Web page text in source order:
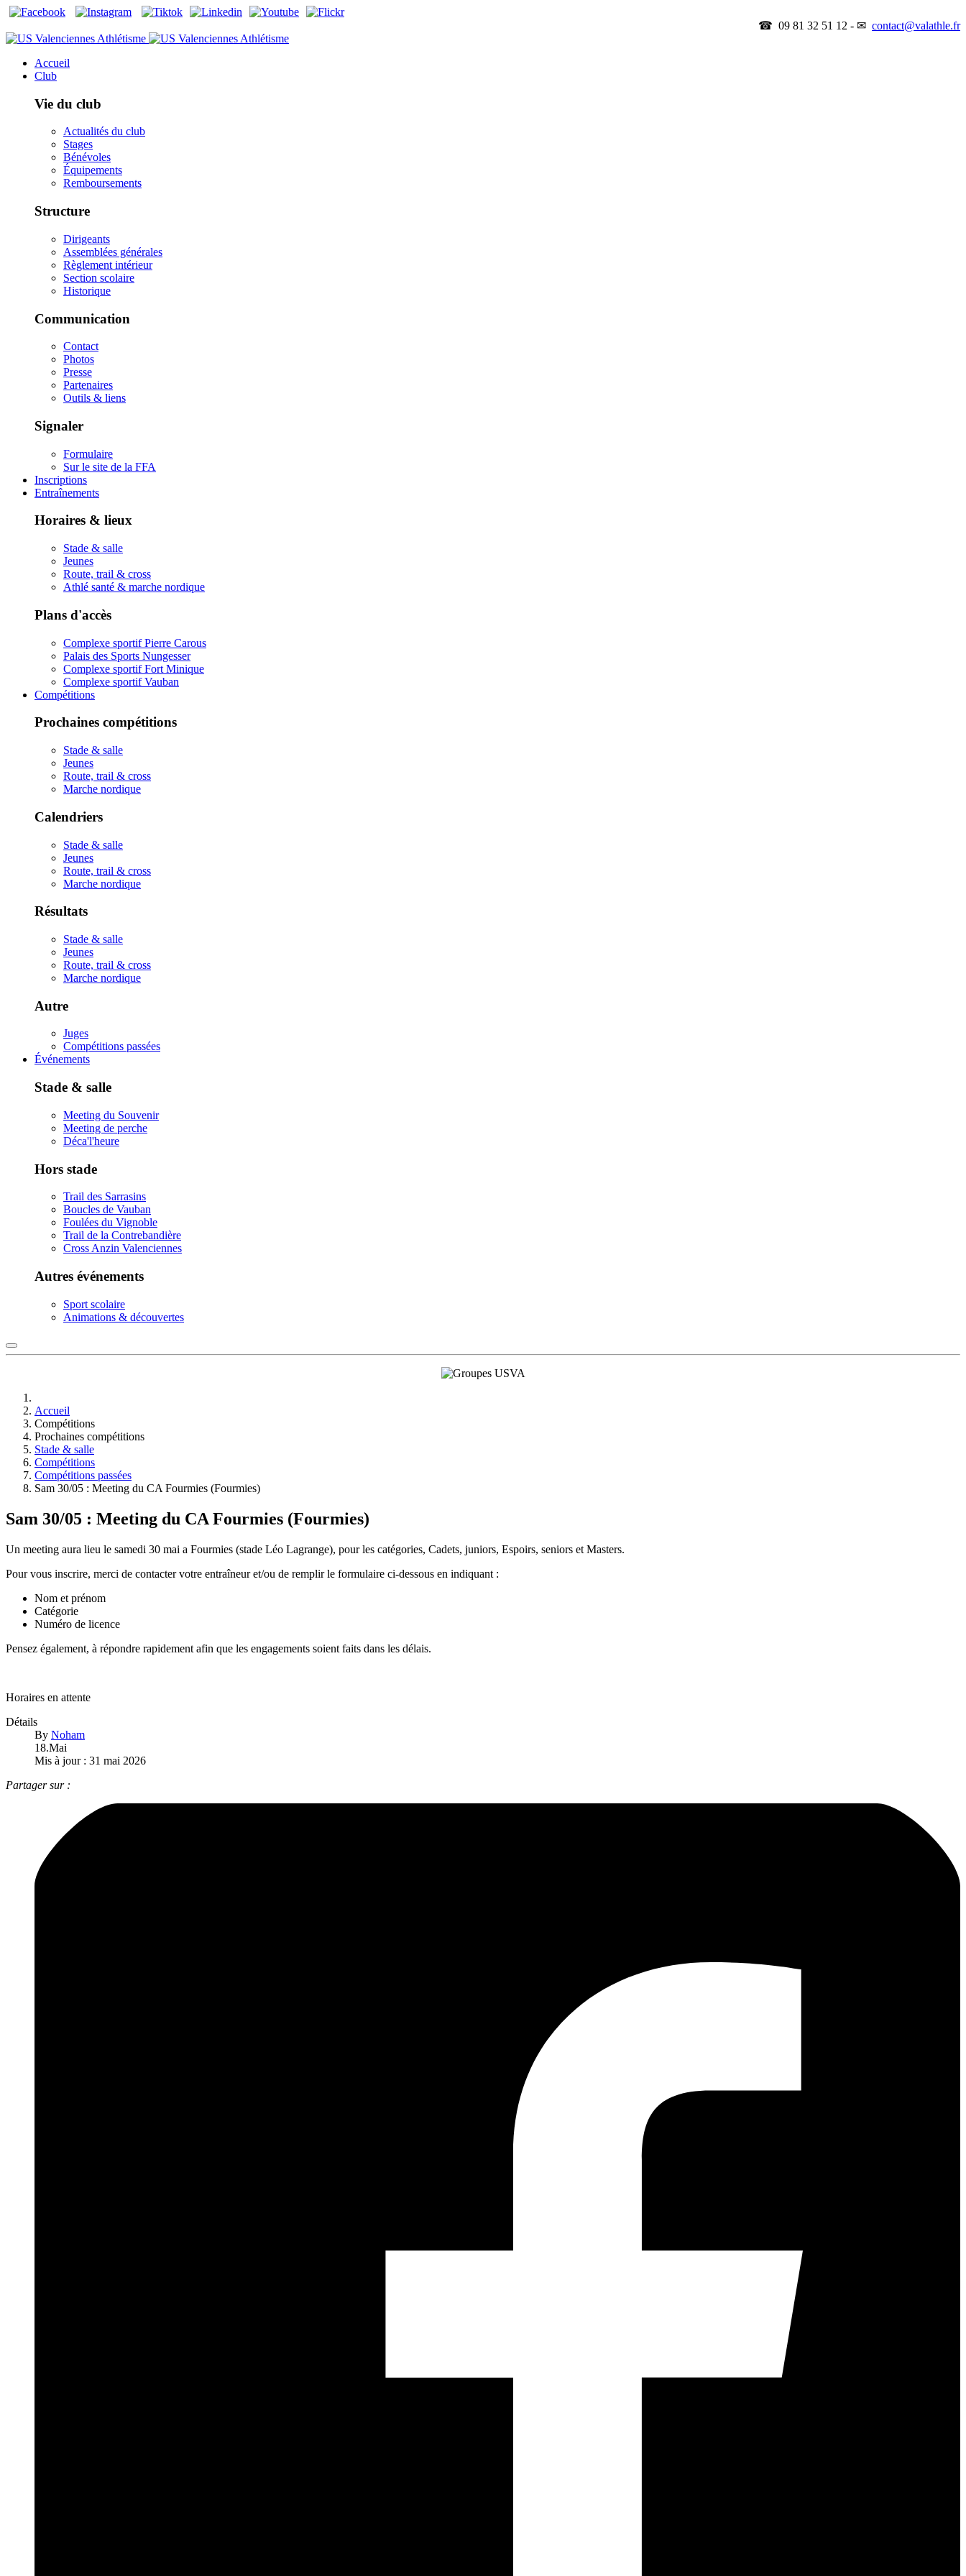
☎ 09 81 32 51 12 - ✉ contact@valathle.fr
Accueil
Club
Vie du club
Actualités du club
Stages
Bénévoles
Équipements
Remboursements
Structure
Dirigeants
Assemblées générales
Règlement intérieur
Section scolaire
Historique
Communication
Contact
Photos
Presse
Partenaires
Outils & liens
Signaler
Formulaire
Sur le site de la FFA
Inscriptions
Entraînements
Horaires & lieux
Stade & salle
Jeunes
Route, trail & cross
Athlé santé & marche nordique
Plans d'accès
Complexe sportif Pierre Carous
Palais des Sports Nungesser
Complexe sportif Fort Minique
Complexe sportif Vauban
Compétitions
Prochaines compétitions
Stade & salle
Jeunes
Route, trail & cross
Marche nordique
Calendriers
Stade & salle
Jeunes
Route, trail & cross
Marche nordique
Résultats
Stade & salle
Jeunes
Route, trail & cross
Marche nordique
Autre
Juges
Compétitions passées
Événements
Stade & salle
Meeting du Souvenir
Meeting de perche
Déca'l'heure
Hors stade
Trail des Sarrasins
Boucles de Vauban
Foulées du Vignoble
Trail de la Contrebandière
Cross Anzin Valenciennes
Autres événements
Sport scolaire
Animations & découvertes
Accueil
Compétitions
Prochaines compétitions
Stade & salle
Compétitions
Compétitions passées
Sam 30/05 : Meeting du CA Fourmies (Fourmies)
Sam 30/05 : Meeting du CA Fourmies (Fourmies)
Un meeting aura lieu le samedi 30 mai a Fourmies (stade Léo Lagrange), pour les catégories, Cadets, juniors, Espoirs, seniors et Masters.
Pour vous inscrire, merci de contacter votre entraîneur et/ou de remplir le formulaire ci-dessous en indiquant :
Nom et prénom
Catégorie
Numéro de licence
Pensez également, à répondre rapidement afin que les engagements soient faits dans les délais.
Horaires en attente
Détails
By Noham
18.Mai
Mis à jour : 31 mai 2026
Partager sur :